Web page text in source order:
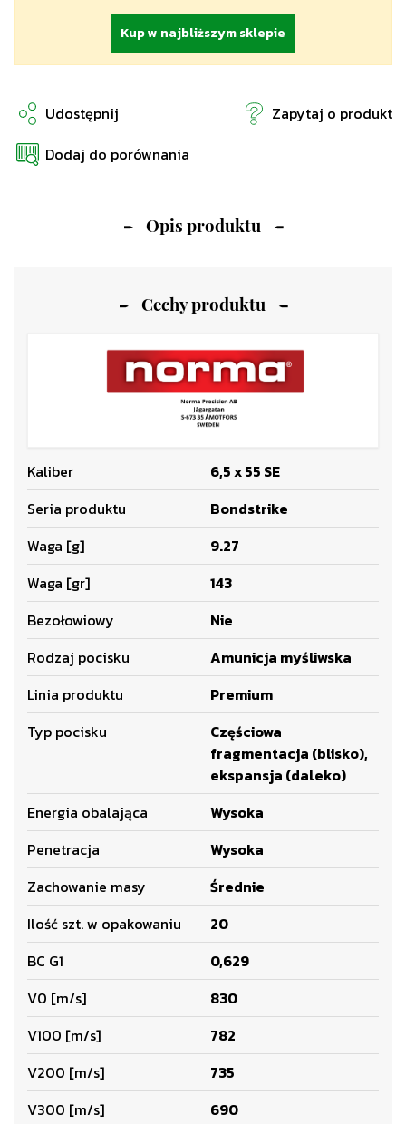
Kup w najbliższym sklepie
Udostępnij
Zapytaj o produkt
Dodaj do porównania
Cechy produktu
Kaliber
6,5 x 55 SE
Seria produktu
Bondstrike
Waga [g]
9.27
Waga [gr]
143
Bezołowiowy
Nie
Rodzaj pocisku
Amunicja myśliwska
Linia produktu
Premium
Typ pocisku
Częściowa
fragmentacja (blisko),
ekspansja (daleko)
Energia obalająca
Wysoka
Penetracja
Wysoka
Zachowanie masy
Średnie
Ilość szt. w opakowaniu
20
BC G1
0,629
V0 [m/s]
830
V100 [m/s]
782
V200 [m/s]
735
V300 [m/s]
690
Opis produktu